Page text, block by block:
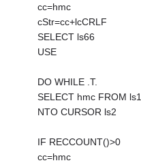
cc=hmc
cStr=cc+lcCRLF
SELECT ls66
USE
DO WHILE .T.
SELECT hmc FROM
NTO CURSOR ls2
IF RECCOUNT()>0
cc=hmc